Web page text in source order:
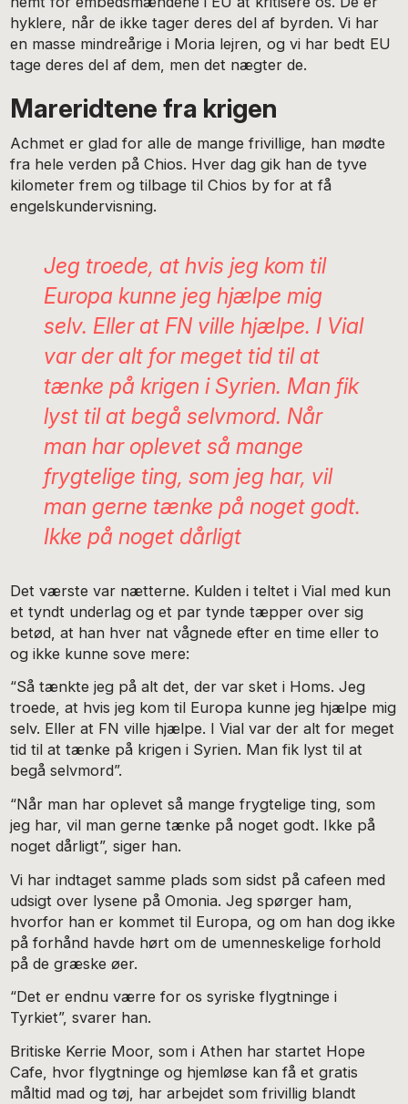
hyklere, når de ikke tager deres del af byrden. Vi har
en masse mindreårige i Moria lejren, og vi har bedt EU
tage deres del af dem, men det nægter de.
Mareridtene fra krigen
Achmet er glad for alle de mange frivillige, han mødte
fra hele verden på Chios. Hver dag gik han de tyve
kilometer frem og tilbage til Chios by for at få
engelskundervisning.
Jeg troede, at hvis jeg kom til
Europa kunne jeg hjælpe mig
selv. Eller at FN ville hjælpe. I Vial
var der alt for meget tid til at
tænke på krigen i Syrien. Man fik
lyst til at begå selvmord. Når
man har oplevet så mange
frygtelige ting, som jeg har, vil
man gerne tænke på noget godt.
Ikke på noget dårligt
Det værste var nætterne. Kulden i teltet i Vial med kun
et tyndt underlag og et par tynde tæpper over sig
betød, at han hver nat vågnede efter en time eller to
og ikke kunne sove mere:
“Så tænkte jeg på alt det, der var sket i Homs. Jeg
troede, at hvis jeg kom til Europa kunne jeg hjælpe mig
selv. Eller at FN ville hjælpe. I Vial var der alt for meget
tid til at tænke på krigen i Syrien. Man fik lyst til at
begå selvmord”.
“Når man har oplevet så mange frygtelige ting, som
jeg har, vil man gerne tænke på noget godt. Ikke på
noget dårligt”, siger han.
Vi har indtaget samme plads som sidst på cafeen med
udsigt over lysene på Omonia. Jeg spørger ham,
hvorfor han er kommet til Europa, og om han dog ikke
på forhånd havde hørt om de umenneskelige forhold
på de græske øer.
“Det er endnu værre for os syriske flygtninge i
Tyrkiet”, svarer han.
Britiske Kerrie Moor, som i Athen har startet Hope
Cafe, hvor flygtninge og hjemløse kan få et gratis
måltid mad og tøj, har arbejdet som frivillig blandt